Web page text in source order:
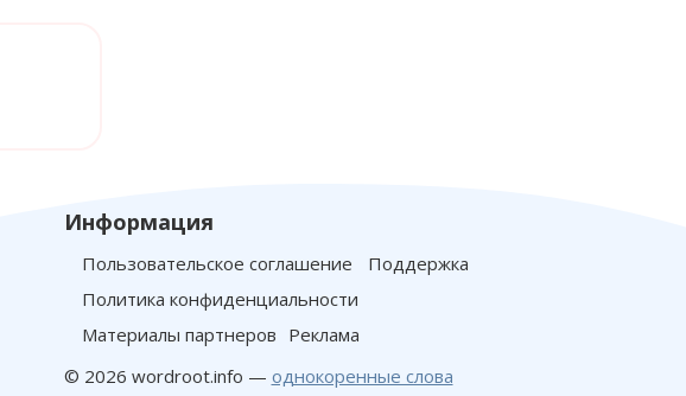
Информация
Пользовательское соглашение
Поддержка
Политика конфиденциальности
Материалы партнеров Реклама
© 2026 wordroot.info — однокоренные слова